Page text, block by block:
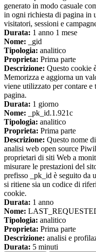
generato in modo casuale
in ogni richiesta di pagina in
visitatori, sessioni e
Durata: 1 anno 1 mese
Nome: _gid
Tipologia: analitico
Proprieta: Prima parte
Descrizione: Questo cookie
Memorizza e aggiorna un
viene utilizzato per contare
pagina.
Durata: 1 giorno
Nome: _pk_id.1.921c
Tipologia: analitico
Proprieta: Prima parte
Descrizione: Questo nome
analisi web open source
proprietari di siti Web a
misurare le prestazioni del
prefisso _pk_id è seguito da
si ritiene sia un codice di
cookie.
Durata: 1 anno
Nome:
Tipologia: analitico
Proprieta: Prima parte
Descrizione: analisi e
Durata: 5 minuti